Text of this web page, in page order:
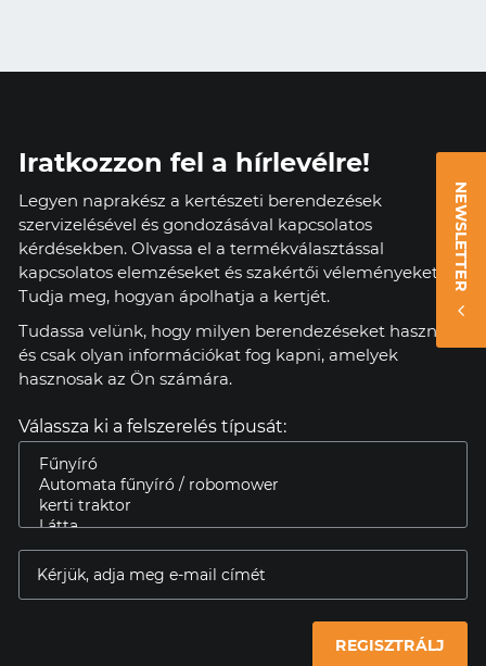
NEWSLETTER
Iratkozzon fel a hírlevélre!
Legyen naprakész a kertészeti berendezések
szervizelésével és gondozásával kapcsolatos
kérdésekben. Olvassa el a termékválasztással
kapcsolatos elemzéseket és szakértői véleményeket.
Tudja meg, hogyan ápolhatja a kertjét.
Tudassa velünk, hogy milyen berendezéseket használ,
és csak olyan információkat fog kapni, amelyek
hasznosak az Ön számára.
Válassza ki a felszerelés típusát:
REGISZTRÁLJ